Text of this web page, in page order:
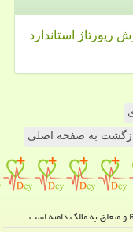
رپورتاژ
استاندارد
به صفحه اصلی